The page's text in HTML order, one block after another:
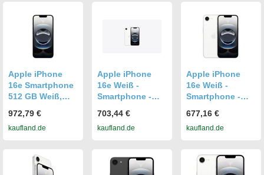
Apple iPhone
16e Smartphone
512 GB Weiß,
5G, iOS 18, 71,5
mm Breite
972,79 €
kaufland.de
Apple iPhone
16e Weiß -
Smartphone -
128 GB
703,44 €
kaufland.de
Apple iPhone
16e Weiß -
Smartphone -
128 GB
677,16 €
kaufland.de